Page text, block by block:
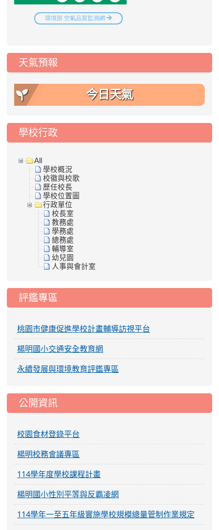
天氣預報
今日天氣
學校行政
All
學校概況
校徽與校歌
歷任校長
學校位置圖
行政單位
校長室
教務處
學務處
總務處
輔導室
幼兒園
人事與會計室
評鑑專區
桃園市健康促進學校計畫輔導訪視平台
楊明國小交通安全教育網
永續發展與環境教育評鑑專區
公開資訊
校園食材登錄平台
楊明校務會議專區
114學年度學校課程計畫
楊明國小性別平等與反霸凌網
114學年一至五年級實施學校規模總量管制作業規定